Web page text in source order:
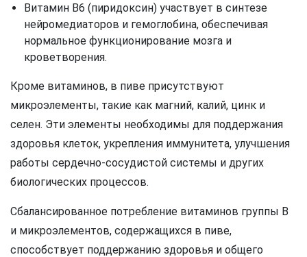
Витамин B6 (пиридоксин) участвует в синтезе
нейромедиаторов и гемоглобина, обеспечивая
нормальное функционирование мозга и
кроветворения.
Кроме витаминов, в пиве присутствуют
микроэлементы, такие как магний, калий, цинк и
селен. Эти элементы необходимы для поддержания
здоровья клеток, укрепления иммунитета, улучшения
работы сердечно-сосудистой системы и других
биологических процессов.
Сбалансированное потребление витаминов группы В
и микроэлементов, содержащихся в пиве,
способствует поддержанию здоровья и общего